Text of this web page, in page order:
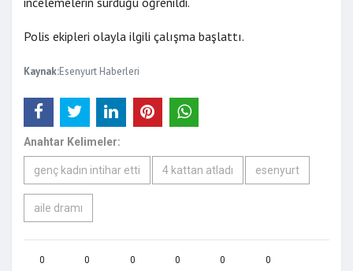
Polis ekipleri olayla ilgili çalışma başlattı.
Kaynak:Esenyurt Haberleri
Anahtar Kelimeler:
genç kadın intihar etti 4 kattan atladı esenyurt
aile dramı
0 0 0 0 0 0